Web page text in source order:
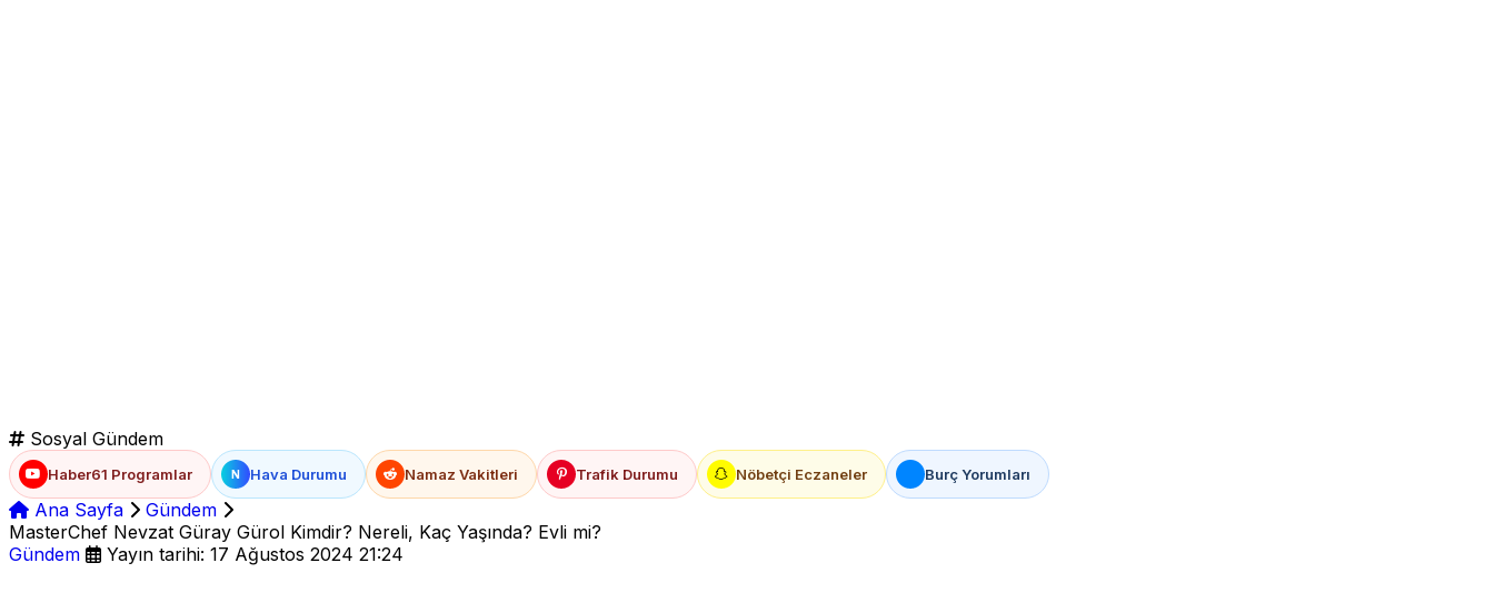
Sosyal Gündem
Haber61 Programlar N Hava Durumu Namaz Vakitleri Trafik Durumu Nöbetçi Eczaneler Burç Yorumları
Ana Sayfa
Gündem
MasterChef Nevzat Güray Gürol Kimdir? Nereli, Kaç Yaşında? Evli mi?
Gündem
Yayın tarihi: 17 Ağustos 2024 21:24